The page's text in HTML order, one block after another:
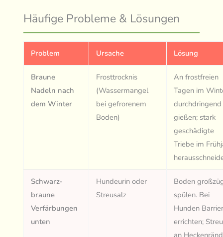
Häufige Probleme & Lösungen
Problem Ursache Lösung
Braune
Nadeln nach
dem Winter
Frosttrocknis
(Wassermangel
bei gefrorenem
Boden)
An frostfreien
Tagen im
durchdringend
gießen; stark
geschädigte
Triebe im
Schwarz-
braune
Verfärbungen
unten
Hundeurin oder
Streusalz
Boden
spülen. Bei
Hunden
errichten;